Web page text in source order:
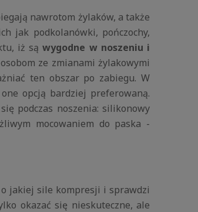
nawrotom żylaków, a także
jak podkolanówki, pończochy,
iż sąwygodne w noszeniu i
ze zmianami żylakowymi
ten obszar po zabiegu. W
opcją bardziej preferowaną.
podczas noszenia: silikonowy
mocowaniem do paska -
jakiej sile kompresji i sprawdzi
okazać się nieskuteczne, ale